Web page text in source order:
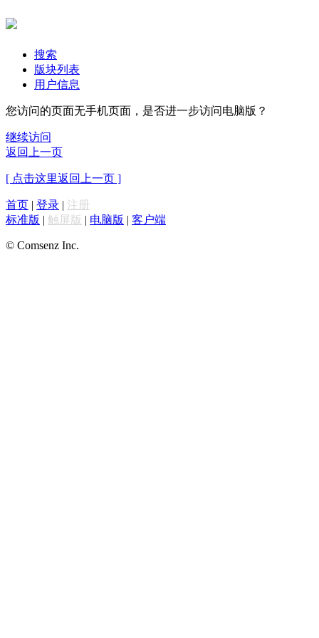
搜索
版块列表
用户信息
您访问的页面无手机页面，是否进一步访问电脑版？
继续访问
返回上一页
[ 点击这里返回上一页 ]
首页 | 登录 | 注册
标准版 | 触屏版 | 电脑版 | 客户端
© Comsenz Inc.